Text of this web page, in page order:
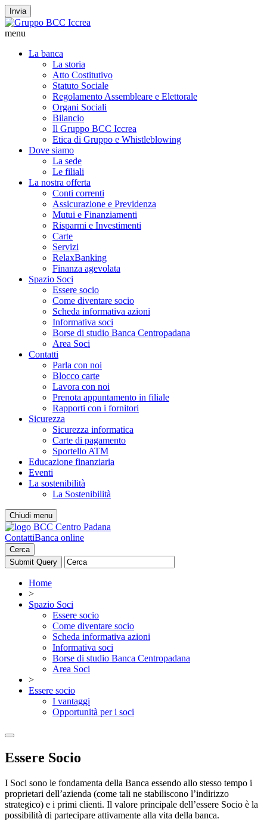
Invia
menu
La banca
La storia
Atto Costitutivo
Statuto Sociale
Regolamento Assembleare e Elettorale
Organi Sociali
Bilancio
Il Gruppo BCC Iccrea
Etica di Gruppo e Whistleblowing
Dove siamo
La sede
Le filiali
La nostra offerta
Conti correnti
Assicurazione e Previdenza
Mutui e Finanziamenti
Risparmi e Investimenti
Carte
Servizi
RelaxBanking
Finanza agevolata
Spazio Soci
Essere socio
Come diventare socio
Scheda informativa azioni
Informativa soci
Borse di studio Banca Centropadana
Area Soci
Contatti
Parla con noi
Blocco carte
Lavora con noi
Prenota appuntamento in filiale
Rapporti con i fornitori
Sicurezza
Sicurezza informatica
Carte di pagamento
Sportello ATM
Educazione finanziaria
Eventi
La sostenibilità
La Sostenibilità
Chiudi menu
ContattiBanca online
Cerca
Home
>
Spazio Soci
Essere socio
Come diventare socio
Scheda informativa azioni
Informativa soci
Borse di studio Banca Centropadana
Area Soci
>
Essere socio
I vantaggi
Opportunità per i soci
Essere Socio
I Soci sono le fondamenta della Banca essendo allo stesso tempo i
proprietari dell’azienda (come tali ne stabiliscono l’indirizzo
strategico) e i primi clienti. Il valore principale dell’essere Socio è la
possibilità di partecipare attivamente alla vita della banca.